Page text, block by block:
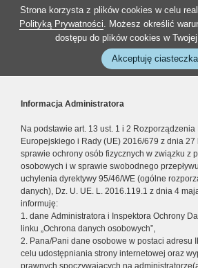
Strona korzysta z plików cookies w celu
Polityką Prywatności. Możesz określić
dostępu do plików cookies w
Akceptuję ciasteczka
Informacja Administratora
Na podstawie art. 13 ust. 1 i 2 Rozporządzenia
Europejskiego i Rady (UE) 2016/679 z dnia 27
sprawie ochrony osób fizycznych w związku z
osobowych i w sprawie swobodnego
uchylenia dyrektywy 95/46/WE (ogólne
danych), Dz. U. UE. L. 2016.119.1 z dnia 4
informuję:
1. dane Administratora i Inspektora Ochrony
linku „Ochrona danych osobowych”,
2. Pana/Pani dane osobowe w postaci adresu
celu udostępniania strony internetowej oraz
prawnych spoczywających na